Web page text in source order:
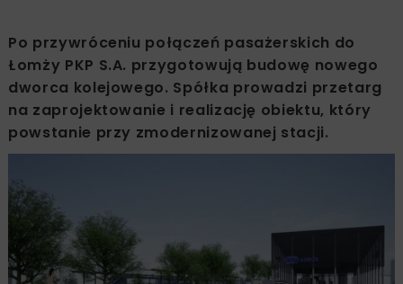
Po przywróceniu połączeń pasażerskich do
Łomży PKP S.A. przygotowują budowę nowego
dworca kolejowego. Spółka prowadzi przetarg
na zaprojektowanie i realizację obiektu, który
powstanie przy zmodernizowanej stacji.